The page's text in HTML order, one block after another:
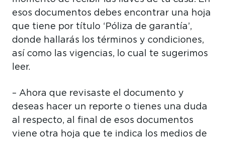
esos documentos debes encontrar una hoja
que tiene por título ‘Póliza de garantía’,
donde hallarás los términos y condiciones,
así como las vigencias, lo cual te sugerimos
leer.
– Ahora que revisaste el documento y
deseas hacer un reporte o tienes una duda
al respecto, al final de esos documentos
viene otra hoja que te indica los medios de